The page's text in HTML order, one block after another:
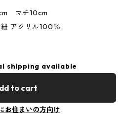
マチ10cm
アクリル100％
shipping available
to cart
お住まいの方向け